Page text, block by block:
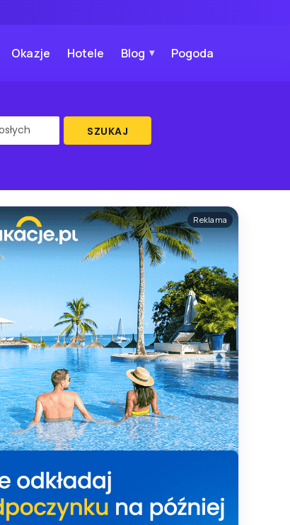
Okazje Hotele Blog Pogoda
SZUKAJ
Reklama